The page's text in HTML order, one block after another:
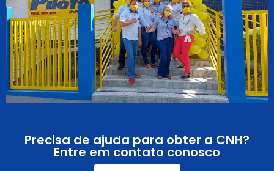
Precisa de ajuda para obter a CNH?
Entre em contato conosco